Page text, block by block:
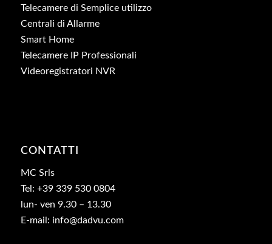
Telecamere di Semplice utilizzo
Centrali di Allarme
Smart Home
Telecamere IP Professionali
Videoregistratori NVR
CONTATTI
MC Srls
Tel: +39 339 530 0804
lun- ven 9.30 – 13.30
E-mail: info@dadvu.com